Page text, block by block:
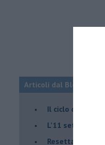
Articoli dal Blog
Il ciclo della
L'11 settembre
Resettare l’era